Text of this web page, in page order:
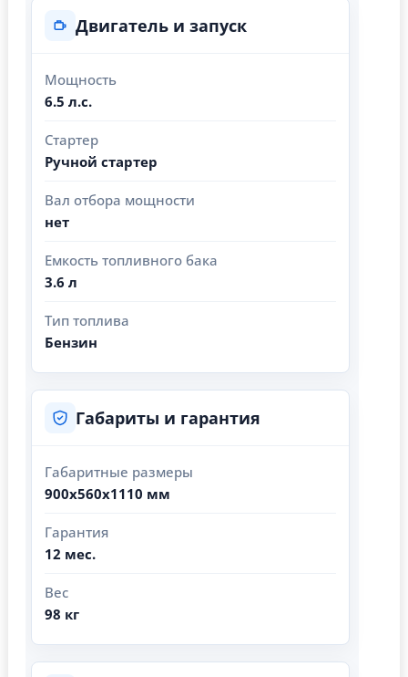
Двигатель и запуск
Мощность
6.5 л.с.
Стартер
Ручной стартер
Вал отбора мощности
нет
Емкость топливного бака
3.6 л
Тип топлива
Бензин
Габариты и гарантия
Габаритные размеры
900х560х1110 мм
Гарантия
12 мес.
Вес
98 кг